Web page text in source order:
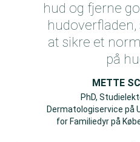
hud og fjerne
hudoverfladen,
at sikre et
på
METTE
PhD,
Dermatologiservice
for Familiedyr på